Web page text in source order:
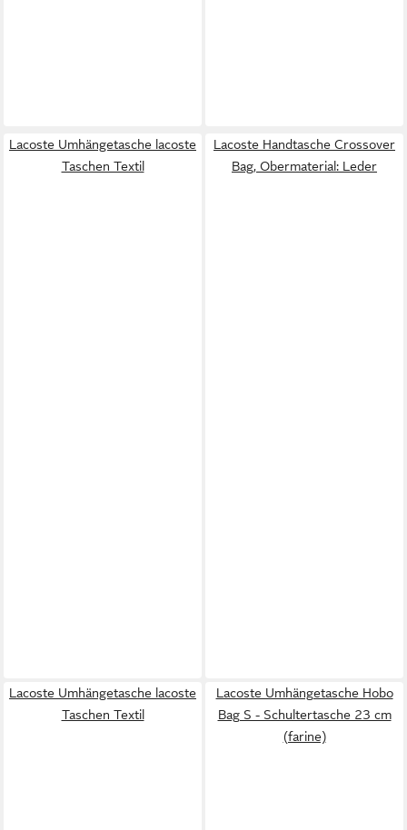
Lacoste Umhängetasche lacoste
Taschen Textil
Lacoste Handtasche Crossover
Bag, Obermaterial: Leder
Lacoste Umhängetasche lacoste
Taschen Textil
Lacoste Umhängetasche Hobo
Bag S - Schultertasche 23 cm
(farine)